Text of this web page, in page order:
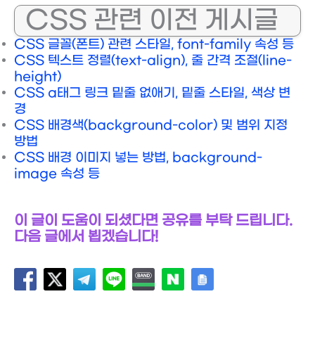
CSS 관련 이전 게시글
CSS 글꼴(폰트) 관련 스타일, font-family 속성 등
CSS 텍스트 정렬(text-align), 줄 간격 조절(line-
height)
CSS a태그 링크 밑줄 없애기, 밑줄 스타일, 색상 변
경
CSS 배경색(background-color) 및 범위 지정
방법
CSS 배경 이미지 넣는 방법, background-
image 속성 등
이 글이 도움이 되셨다면 공유를 부탁 드립니다.
다음 글에서 뵙겠습니다!